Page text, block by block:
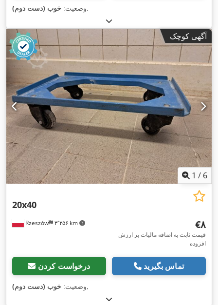
وضعیت: خوب (دست دوم) ,
آگهی کوچک
1 / 6
Rzeszów ۳٬۲۵۶ km
20x40
‎€۸
قیمت ثابت به اضافه مالیات بر ارزش
افزوده
درخواست کردن تماس بگیرید
وضعیت: خوب (دست دوم) ,